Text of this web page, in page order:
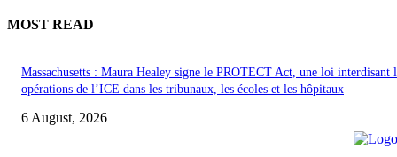
MOST READ
Massachusetts : Maura Healey signe le PROTECT Act, une loi interdisant
opérations de l’ICE dans les tribunaux, les écoles et les hôpitaux
6 August, 2026